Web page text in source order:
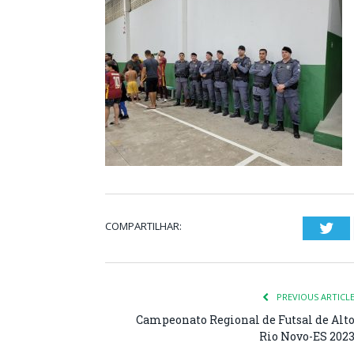
COMPARTILHAR:
PREVIOUS ARTICLE
Campeonato Regional de Futsal de Alto
Rio Novo-ES 2023